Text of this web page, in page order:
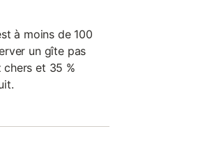
à moins de 100
un gîte pas
chers et 35 %